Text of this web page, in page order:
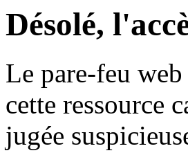
Désolé,
Le pare-feu
cette ressource
jugée